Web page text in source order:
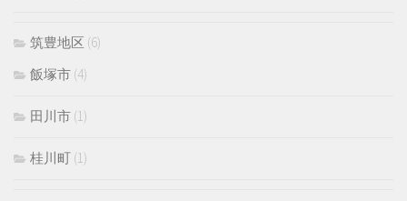
筑豊地区 (6)
飯塚市 (4)
田川市 (1)
桂川町 (1)